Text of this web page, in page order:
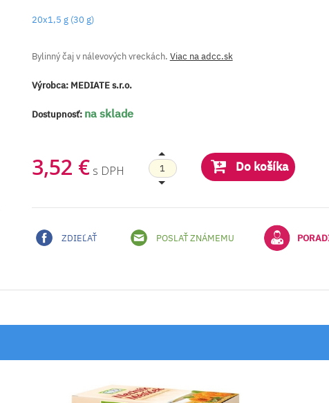
20x1,5 g (30 g)
Bylinný čaj v nálevových vreckách. Viac na adcc.sk
Výrobca: MEDIATE s.r.o.
Dostupnosť: na sklade
3,52 € s DPH Do košíka
ZDIEĽAŤ POSLAŤ ZNÁMEMU